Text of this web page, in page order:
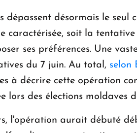
dépassent désormais le
caractérisée, soit la
ses préférences. Une
du 7 juin. Au total, selon
à décrire cette opération
lors des élections moldaves
l'opération aurait débuté